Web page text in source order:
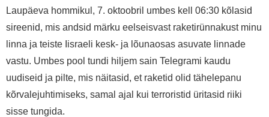
Laupäeva hommikul, 7. oktoobril umbes kell 06:30 kõlasid
sireenid, mis andsid märku eelseisvast raketirünnakust minu
linna ja teiste Iisraeli kesk- ja lõunaosas asuvate linnade
vastu. Umbes pool tundi hiljem sain Telegrami kaudu
uudiseid ja pilte, mis näitasid, et raketid olid tähelepanu
kõrvalejuhtimiseks, samal ajal kui terroristid üritasid riiki
sisse tungida.